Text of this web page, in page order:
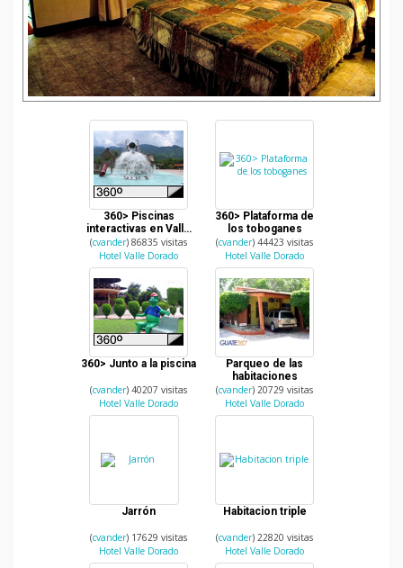
360> Piscinas
interactivas en Valle
Dorado, Zacapa
(cvander) 86835 visitas
Hotel Valle Dorado
360> Plataforma de
los toboganes
(cvander) 44423 visitas
Hotel Valle Dorado
360> Junto a la piscina
(cvander) 40207 visitas
Hotel Valle Dorado
Parqueo de las
habitaciones
(cvander) 20729 visitas
Hotel Valle Dorado
Jarrón
(cvander) 17629 visitas
Hotel Valle Dorado
Habitacion triple
(cvander) 22820 visitas
Hotel Valle Dorado